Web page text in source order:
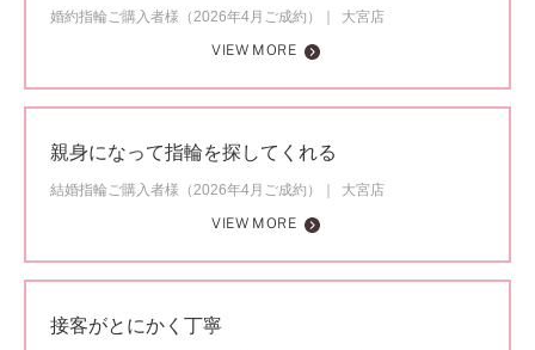
婚約指輪ご購入者様（2026年4月ご成約）
大宮店
VIEW MORE
親身になって指輪を探してくれる
結婚指輪ご購入者様（2026年4月ご成約）
大宮店
VIEW MORE
接客がとにかく丁寧